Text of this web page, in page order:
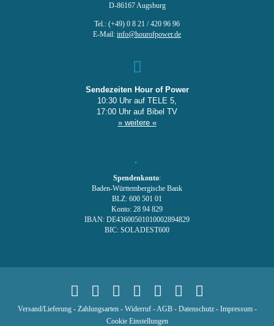
D-86167 Augsburg
Tel.: (+49) 0 8 21 / 420 96 96
E-Mail: info@hourofpower.de
Sendezeiten Hour of Power
10:30 Uhr auf TELE 5,
17:00 Uhr auf Bibel TV
» weitere «
Spendenkonto:
Baden-Württembergische Bank
BLZ: 600 501 01
Konto: 28 94 829
IBAN: DE43600501010002894829
BIC: SOLADEST600
Versand/Lieferung- Zahlungsarten- Widerruf-AGB- Datenschutz- Impressum-
Cookie Einstellungen